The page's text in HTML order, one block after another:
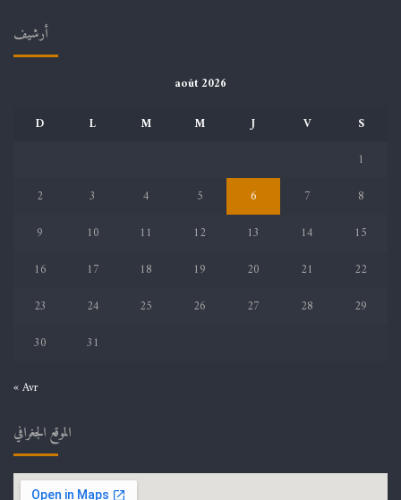
أرشيف
août 2026
D
L M M J V
S
1
2
3 4 5 6 7
8
9
10 11 12 13 14
15
16
17 18 19 20 21
22
23
24 25 26 27 28
29
30
31
« Avr
الموقع الجغرافي